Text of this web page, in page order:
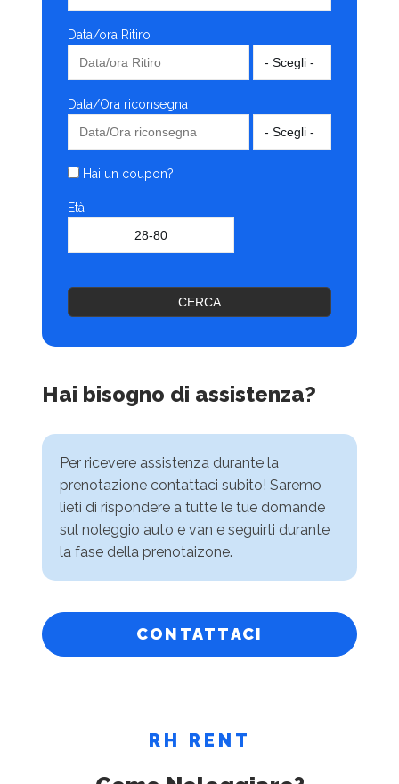
Data/ora Ritiro
Data/Ora riconsegna
Hai un coupon?
Età
CERCA
Hai bisogno di assistenza?
Per ricevere assistenza durante la
prenotazione contattaci subito! Saremo
lieti di rispondere a tutte le tue domande
sul noleggio auto e van e seguirti durante
la fase della prenotaizone.
CONTATTACI
RH RENT